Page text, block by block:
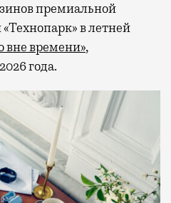
премиальной
в летней
вне времени»,
года.